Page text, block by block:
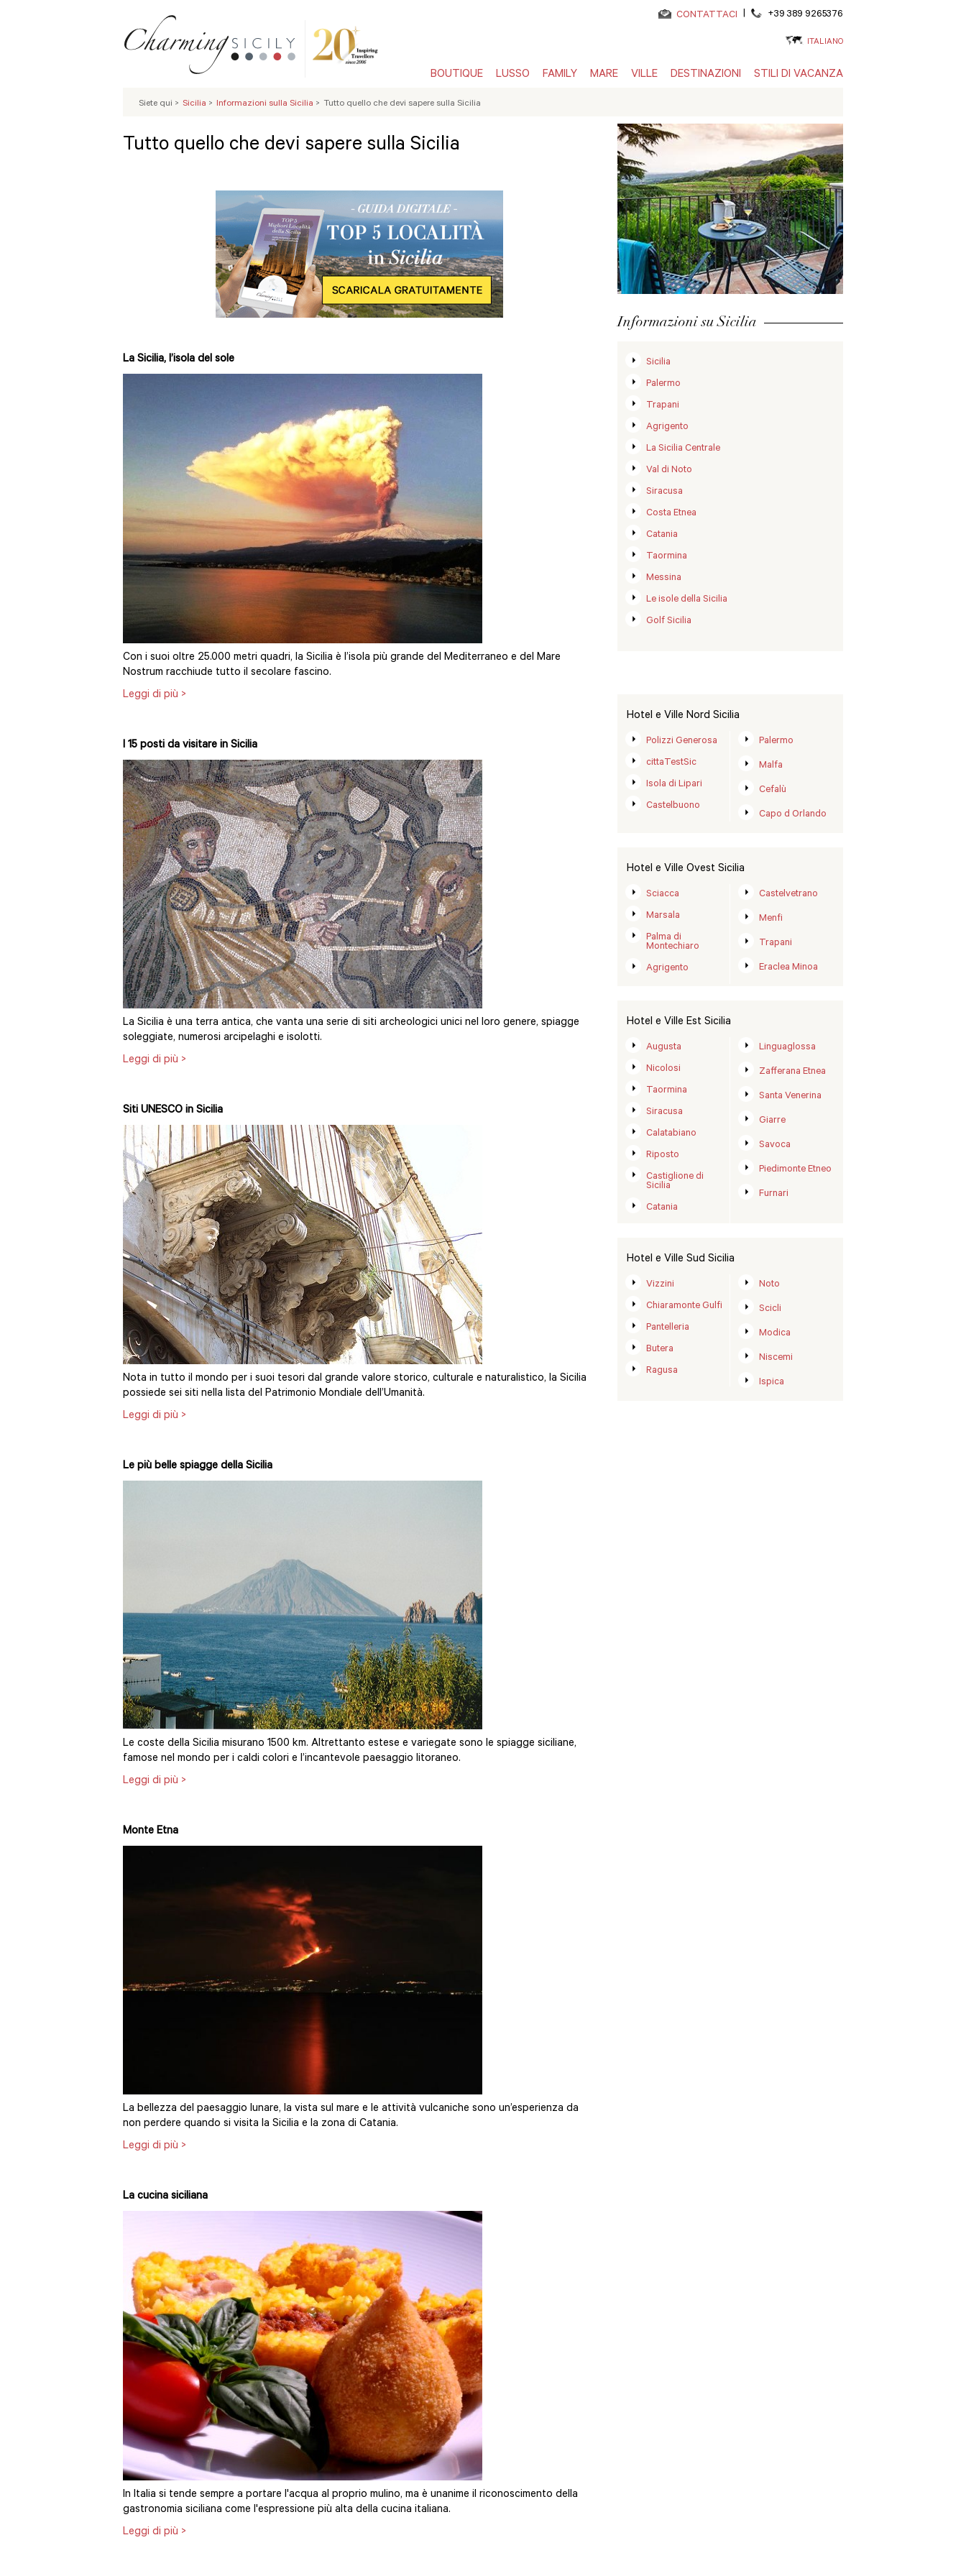
CONTATTACI | +39 389 9265376
ITALIANO
BOUTIQUE LUSSO FAMILY MARE VILLE DESTINAZIONI STILI DI VACANZA
Siete qui > Sicilia > Informazioni sulla Sicilia > Tutto quello che devi sapere sulla Sicilia
Tutto quello che devi sapere sulla Sicilia
La Sicilia, l’isola del sole
Con i suoi oltre 25.000 metri quadri, la Sicilia è l’isola più grande del Mediterraneo e del Mare
Nostrum racchiude tutto il secolare fascino.
Leggi di più >
I 15 posti da visitare in Sicilia
La Sicilia è una terra antica, che vanta una serie di siti archeologici unici nel loro genere, spiagge
soleggiate, numerosi arcipelaghi e isolotti.
Leggi di più >
Siti UNESCO in Sicilia
Nota in tutto il mondo per i suoi tesori dal grande valore storico, culturale e naturalistico, la Sicilia
possiede sei siti nella lista del Patrimonio Mondiale dell’Umanità.
Leggi di più >
Le più belle spiagge della Sicilia
Le coste della Sicilia misurano 1500 km. Altrettanto estese e variegate sono le spiagge siciliane,
famose nel mondo per i caldi colori e l’incantevole paesaggio litoraneo.
Leggi di più >
Monte Etna
La bellezza del paesaggio lunare, la vista sul mare e le attività vulcaniche sono un’esperienza da
non perdere quando si visita la Sicilia e la zona di Catania.
Leggi di più >
La cucina siciliana
In Italia si tende sempre a portare l'acqua al proprio mulino, ma è unanime il riconoscimento della
gastronomia siciliana come l'espressione più alta della cucina italiana.
Leggi di più >
Informazioni su Sicilia
Sicilia
Palermo
Trapani
Agrigento
La Sicilia Centrale
Val di Noto
Siracusa
Costa Etnea
Catania
Taormina
Messina
Le isole della Sicilia
Golf Sicilia
Hotel e Ville Nord Sicilia
Polizzi Generosa
cittaTestSic
Isola di Lipari
Castelbuono
Palermo
Malfa
Cefalù
Capo d Orlando
Hotel e Ville Ovest Sicilia
Sciacca
Marsala
Palma di
Montechiaro
Agrigento
Castelvetrano
Menfi
Trapani
Eraclea Minoa
Hotel e Ville Est Sicilia
Augusta
Nicolosi
Taormina
Siracusa
Calatabiano
Riposto
Castiglione di
Sicilia
Catania
Linguaglossa
Zafferana Etnea
Santa Venerina
Giarre
Savoca
Piedimonte Etneo
Furnari
Hotel e Ville Sud Sicilia
Vizzini
Chiaramonte Gulfi
Pantelleria
Butera
Ragusa
Noto
Scicli
Modica
Niscemi
Ispica